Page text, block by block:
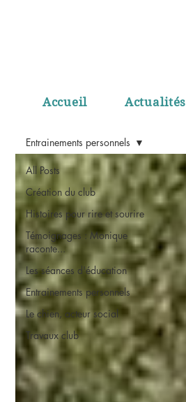
Accueil Actualités
All Posts
Création du club
Histoires pour rire et sourire
Témoignages : Monique
raconte...
Les séances d'éducation
Entrainements personnels
Le chien, acteur social
Travaux club
Entrainements personnels